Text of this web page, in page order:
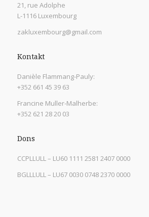
21, rue Adolphe
L-1116 Luxembourg
zakluxembourg@gmail.com
Kontakt
Danièle Flammang-Pauly:
+352 661 45 39 63
Francine Muller-Malherbe:
+352 621 28 20 03
Dons
CCPLLULL – LU60 1111 2581 2407 0000
BGLLLULL – LU67 0030 0748 2370 0000